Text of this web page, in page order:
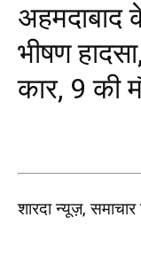
अहमदाबाद
भीषण
कार, 9 की
शारदा न्यूज़,